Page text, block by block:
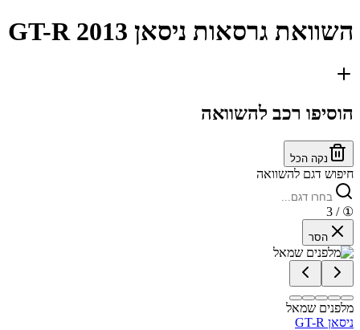
השוואת גרסאות ניסאן GT-R 2013
הוסיפו רכב להשוואה
נקה הכל
חיפוש דגם להשוואה
①
/ 3
הסר
מלפנים שמאל
ניסאן GT-R